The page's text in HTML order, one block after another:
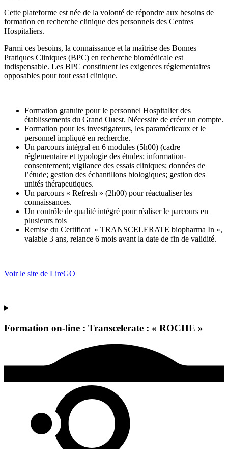
Cette plateforme est née de la volonté de répondre aux besoins de
formation en recherche clinique des personnels des Centres
Hospitaliers.
Parmi ces besoins, la connaissance et la maîtrise des Bonnes
Pratiques Cliniques (BPC) en recherche biomédicale est
indispensable. Les BPC constituent les exigences réglementaires
opposables pour tout essai clinique.
Formation gratuite pour le personnel Hospitalier des
établissements du Grand Ouest. Nécessite de créer un compte.
Formation pour les investigateurs, les paramédicaux et le
personnel impliqué en recherche.
Un parcours intégral en 6 modules (5h00) (cadre
réglementaire et typologie des études; information-
consentement; vigilance des essais cliniques; données de
l’étude; gestion des échantillons biologiques; gestion des
unités thérapeutiques.
Un parcours « Refresh » (2h00) pour réactualiser les
connaissances.
Un contrôle de qualité intégré pour réaliser le parcours en
plusieurs fois
Remise du Certificat » TRANSCELERATE biopharma In »,
valable 3 ans, relance 6 mois avant la date de fin de validité.
Voir le site de LireGO
Formation on-line : Transcelerate : « ROCHE »